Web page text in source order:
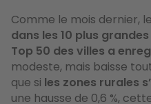
Comme le mois dernier,
dans les 10 plus
Top 50 des villes a
modeste, mais baisse
que si les zones rurales
une hausse de 0,6 %,